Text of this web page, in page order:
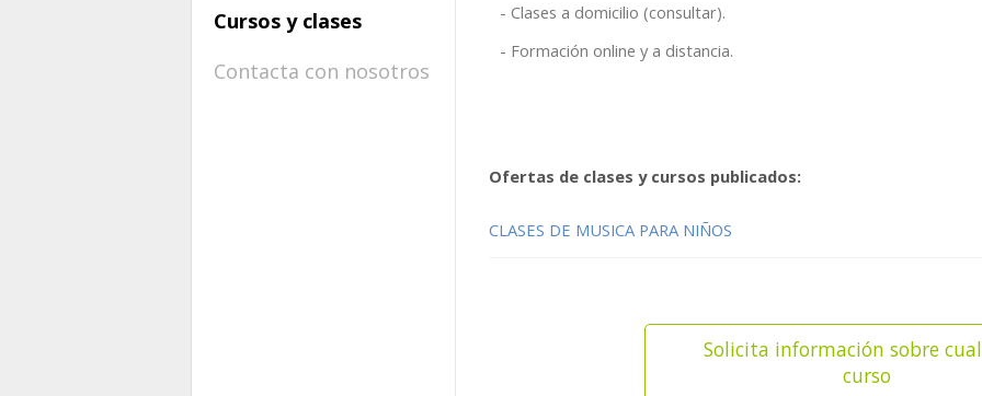
Cursos y clases
Contacta con nosotros
Clases a domicilio (consultar).
Formación online y a distancia.
Ofertas de clases y cursos publicados:
CLASES DE MUSICA PARA NIÑOS
Solicita información sobre
curso